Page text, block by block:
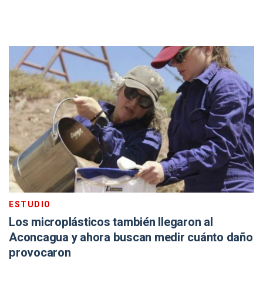
ESTUDIO
Los microplásticos también llegaron al
Aconcagua y ahora buscan medir cuánto daño
provocaron